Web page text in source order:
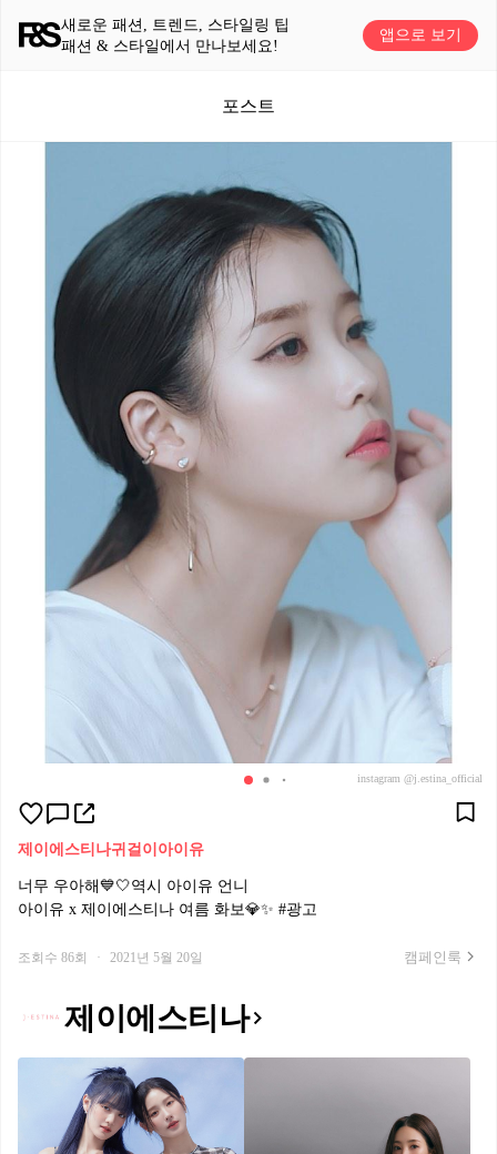
새로운 패션, 트렌드, 스타일링 팁
패션 & 스타일에서 만나보세요!
앱으로 보기
포스트
instagram @j.estina_official
제이에스티나귀걸이 아이유
너무 우아해💙🤍역시 아이유 언니
아이유 x 제이에스티나 여름 화보💎✨ #광고
조회수 86회 · 2021년 5월 20일 캠페인룩
제이에스티나